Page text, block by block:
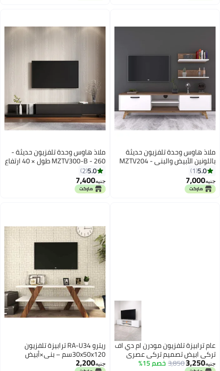
ملاذ هاوس وحدة تلفزيون حديثة
باللونين الأبيض والبني - MZTV204
– 180 طول × 50 ارتفاع × 35 عرض
5.0
1
جنيه7,000
ملاذ هاوس وحدة تلفزيون حديثة -
MZTV300-B - 260 طول × 40 ارتفاع
× 40 عرض 5.0
2
جنيه7,400
عام ترابيزة تلفزيون مودرن ام دي اف
تركي ابيض تصميم تركي عصري
ارتفاع 45-عمق 35-عرض 120
جنيه3,250
3,850خصم 15%
ريترو RA-U34 ترابيزة تلفزيون
30x50x120سم – بني×أبيض
جنيه2,200